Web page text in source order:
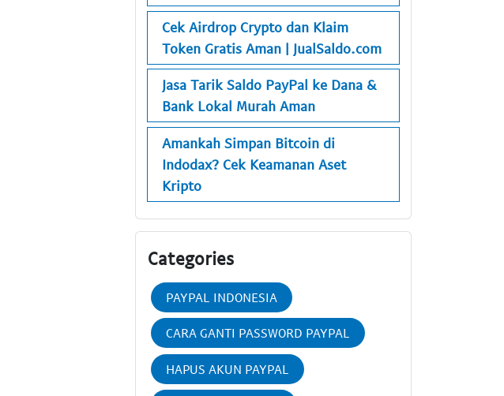
Cek Airdrop Crypto dan Klaim
Token Gratis Aman | JualSaldo.com
Jasa Tarik Saldo PayPal ke Dana &
Bank Lokal Murah Aman
Amankah Simpan Bitcoin di
Indodax? Cek Keamanan Aset
Kripto
Categories
PAYPAL INDONESIA
CARA GANTI PASSWORD PAYPAL
HAPUS AKUN PAYPAL